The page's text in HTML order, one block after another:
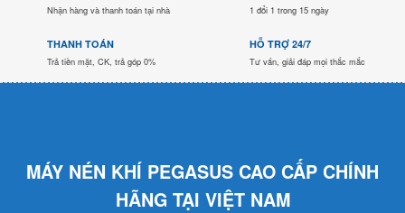
Nhận hàng và thanh toán tại nhà 1 đổi 1 trong 15 ngày
THANH TOÁN
Trả tiền mặt, CK, trả góp 0%
HỖ TRỢ 24/7
Tư vấn, giải đáp mọi thắc mắc
MÁY NÉN KHÍ PEGASUS CAO CẤP CHÍNH
HÃNG TẠI VIỆT NAM